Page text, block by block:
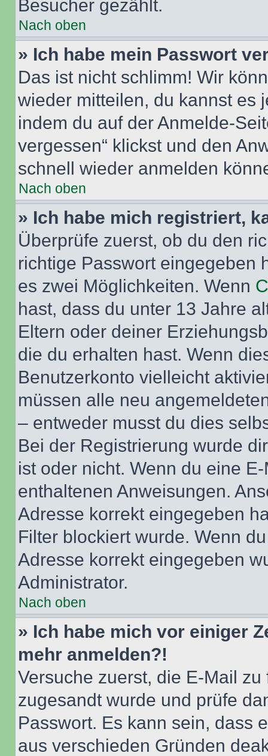
Besucher gezählt.
Nach oben
» Ich habe mein Passwort
Das ist nicht schlimm! Wir
wieder mitteilen, du kannst es
indem du auf der Anmelde-
vergessen“ klickst und den
schnell wieder anmelden
Nach oben
» Ich habe mich registriert,
Überprüfe zuerst, ob du den
richtige Passwort eingegeben
es zwei Möglichkeiten. Wenn
hast, dass du unter 13 Jahre
Eltern oder deiner
die du erhalten hast. Wenn
Benutzerkonto vielleicht
müssen alle neu
– entweder musst du dies
Bei der Registrierung wurde
ist oder nicht. Wenn du eine
enthaltenen Anweisungen.
Adresse korrekt eingegeben
Filter blockiert wurde. Wenn
Adresse korrekt eingegeben
Administrator.
Nach oben
» Ich habe mich vor einiger
mehr anmelden?!
Versuche zuerst, die E-Mail
zugesandt wurde und prüfe
Passwort. Es kann sein, dass
aus verschieden Gründen